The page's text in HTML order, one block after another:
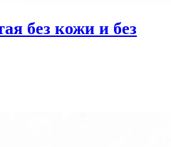
без кожи и без